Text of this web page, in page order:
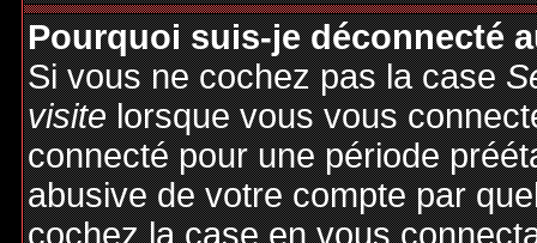
Pourquoi suis-je déconnecté
Si vous ne cochez pas la case
visitelorsque vous vous
connecté pour une période
abusive de votre compte par
cochez la case en vous